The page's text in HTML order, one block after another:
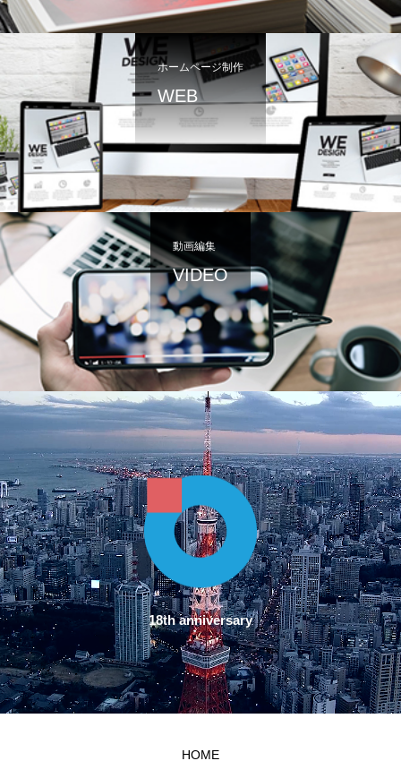
ホームページ制作
WEB
動画編集
VIDEO
18th anniversary
HOME